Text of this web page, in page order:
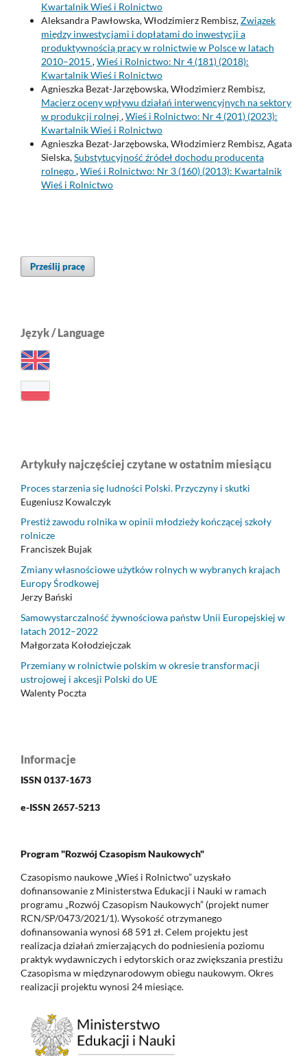
Kwartalnik Wieś i Rolnictwo
Aleksandra Pawłowska, Włodzimierz Rembisz,Związek
między inwestycjami i dopłatami do inwestycji a
produktywnością pracy w rolnictwie w Polsce w latach
2010–2015 ,Wieś i Rolnictwo: Nr 4 (181) (2018):
Kwartalnik Wieś i Rolnictwo
Agnieszka Bezat-Jarzębowska, Włodzimierz Rembisz,
Macierz oceny wpływu działań interwencyjnych na sektory
w produkcji rolnej ,Wieś i Rolnictwo: Nr 4 (201) (2023):
Kwartalnik Wieś i Rolnictwo
Agnieszka Bezat-Jarzębowska, Włodzimierz Rembisz, Agata
Sielska,Substytucyjność źródeł dochodu producenta
rolnego,Wieś i Rolnictwo: Nr 3 (160) (2013): Kwartalnik
Wieś i Rolnictwo
Prześlij pracę
Język / Language
Artykuły najczęściej czytane w ostatnim miesiącu
Proces starzenia się ludności Polski. Przyczyny i skutki
Eugeniusz Kowalczyk
Prestiż zawodu rolnika w opinii młodzieży kończącej szkoły
rolnicze
Franciszek Bujak
Zmiany własnościowe użytków rolnych w wybranych krajach
Europy Środkowej
Jerzy Bański
Samowystarczalność żywnościowa państw Unii Europejskiej w
latach 2012–2022
Małgorzata Kołodziejczak
Przemiany w rolnictwie polskim w okresie transformacji
ustrojowej i akcesji Polski do UE
Walenty Poczta
Informacje
ISSN 0137-1673
e-ISSN 2657-5213
Program "Rozwój Czasopism Naukowych"
Czasopismo naukowe „Wieś i Rolnictwo” uzyskało
dofinansowanie z Ministerstwa Edukacji i Nauki w ramach
programu „Rozwój Czasopism Naukowych” (projekt numer
RCN/SP/0473/2021/1). Wysokość otrzymanego
dofinansowania wynosi 68 591 zł. Celem projektu jest
realizacja działań zmierzających do podniesienia poziomu
praktyk wydawniczych i edytorskich oraz zwiększania prestiżu
Czasopisma w międzynarodowym obiegu naukowym. Okres
realizacji projektu wynosi 24 miesiące.